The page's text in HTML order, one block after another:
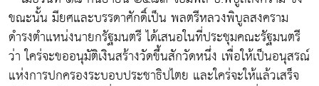
ขณะนั้น มียศและบรรดาศักดิ์เป็น พลตรีหลวงพิบูลสงคราม
ดำรงตำแหน่งนายกรัฐมนตรี ได้เสนอในที่ประชุมคณะรัฐมนตรี
ว่า ใคร่จะขออนุมัติเงินสร้างวัดขึ้นสักวัดหนึ่ง เพื่อให้เป็นอนุสรณ์
แห่งการปกครองระบอบประชาธิปไตย และใคร่จะให้แล้วเสร็จ